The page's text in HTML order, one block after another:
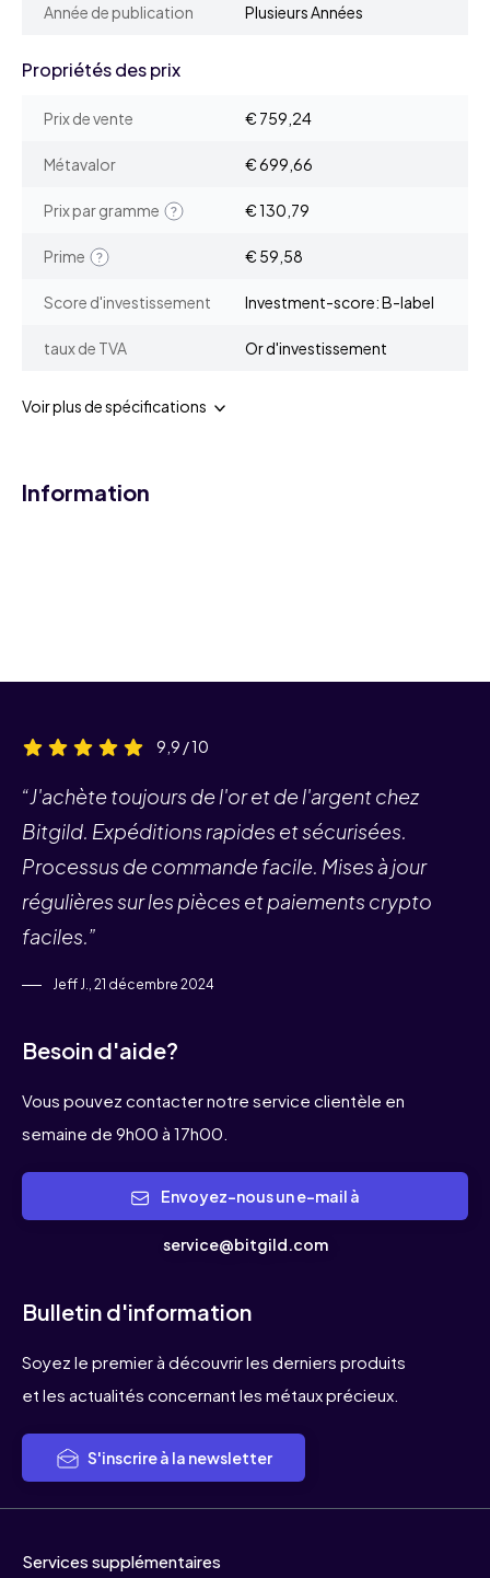
Année de publication Plusieurs Années
Propriétés des prix
Prix de vente € 759,24
Métavalor € 699,66
Prix par gramme € 130,79
Prime € 59,58
Score d'investissement Investment-score: B-label
taux de TVA Or d'investissement
Voir plus de spécifications
Information
9,9 / 10
“J'achète toujours de l'or et de l'argent chez
Bitgild. Expéditions rapides et sécurisées.
Processus de commande facile. Mises à jour
régulières sur les pièces et paiements crypto
faciles.”
Jeff J., 21 décembre 2024
Besoin d'aide?
Vous pouvez contacter notre service clientèle en
semaine de 9h00 à 17h00.
service@bitgild.com
Bulletin d'information
Soyez le premier à découvrir les derniers produits
et les actualités concernant les métaux précieux.
S'inscrire à la newsletter
Services supplémentaires